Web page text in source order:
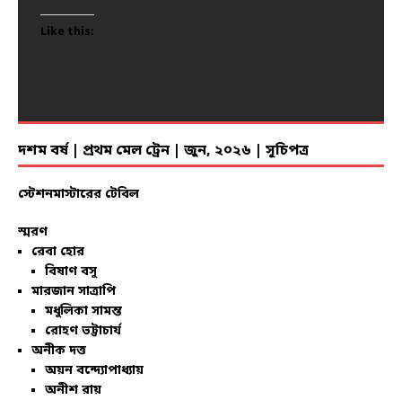
Like this:
Like this:
Like this:
Like this:
Like this:
Like this:
Like this:
Like this:
Like this:
Like this:
Like this:
Like this:
Like this:
Like this:
Like this:
Like this:
Like this:
Like this:
Like this:
Like this:
দশম বর্ষ | প্রথম মেল ট্রেন | জুন, ২০২৬ | সূচিপত্র
স্টেশনমাস্টারের টেবিল
স্মরণ
রেবা হোর
বিষাণ বসু
মারজান সাত্রাপি
মধুলিকা সামন্ত
রোহণ ভট্টাচার্য
অনীক দত্ত
অয়ন বন্দ্যোপাধ্যায়
অনীশ রায়